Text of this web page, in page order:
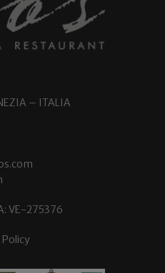
– ITALIA
VE-275376